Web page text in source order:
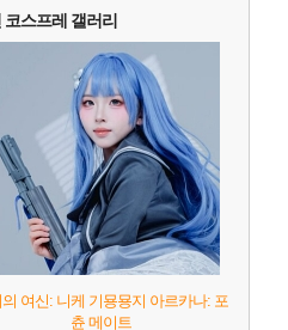
코스프레 갤러리
여신: 니케 기묭묭지 아르카나: 포
츈 메이트